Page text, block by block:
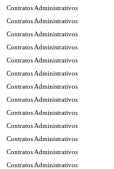
Contratos Administrativos
Contratos Administrativos
Contratos Administrativos
Contratos Administrativos
Contratos Administrativos
Contratos Administrativos
Contratos Administrativos
Contratos Administrativos
Contratos Administrativos
Contratos Administrativos
Contratos Administrativos
Contratos Administrativos
Contratos Administrativos